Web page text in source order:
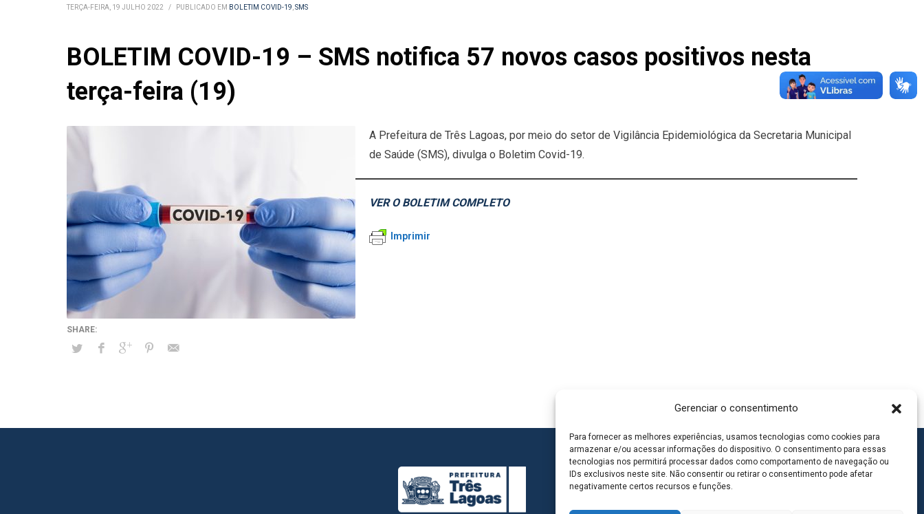
Gerenciar o consentimento
Para fornecer as melhores experiências, usamos tecnologias como cookies para
armazenar e/ou acessar informações do dispositivo. O consentimento para essas
tecnologias nos permitirá processar dados como comportamento de navegação ou
IDs exclusivos neste site. Não consentir ou retirar o consentimento pode afetar
negativamente certos recursos e funções.
TERÇA-FEIRA, 19 JULHO 2022 / PUBLICADO EM BOLETIM COVID-19,SMS
BOLETIM COVID-19 – SMS notifica 57 novos casos positivos nesta
terça-feira (19)
A Prefeitura de Três Lagoas, por meio do setor de Vigilância Epidemiológica da Secretaria Municipal
de Saúde (SMS), divulga o Boletim Covid-19.
VER O BOLETIM COMPLETO
Imprimir